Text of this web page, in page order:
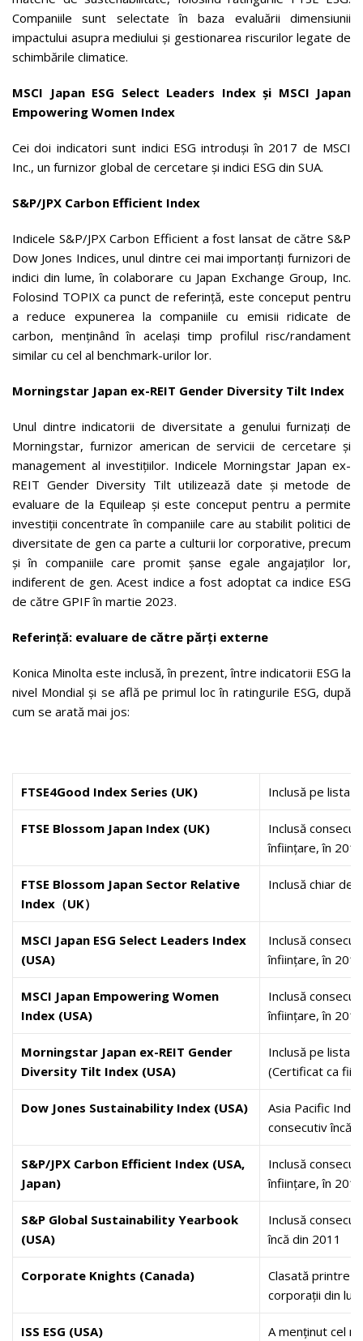
Companiile sunt selectate în baza evaluării dimensiunii
impactului asupra mediului și gestionarea riscurilor legate de
schimbările climatice.
MSCI Japan ESG Select Leaders Index și MSCI Japan
Empowering Women Index
Cei doi indicatori sunt indici ESG introduși în 2017 de MSCI
Inc., un furnizor global de cercetare și indici ESG din SUA.
S&P/JPX Carbon Efficient Index
Indicele S&P/JPX Carbon Efficient a fost lansat de către S&P
Dow Jones Indices, unul dintre cei mai importanți furnizori de
indici din lume, în colaborare cu Japan Exchange Group, Inc.
Folosind TOPIX ca punct de referință, este conceput pentru
a reduce expunerea la companiile cu emisii ridicate de
carbon, menținând în același timp profilul risc/randament
similar cu cel al benchmark-urilor lor.
Morningstar Japan ex-REIT Gender Diversity Tilt Index
Unul dintre indicatorii de diversitate a genului furnizați de
Morningstar, furnizor american de servicii de cercetare și
management al investițiilor. Indicele Morningstar Japan ex-
REIT Gender Diversity Tilt utilizează date și metode de
evaluare de la Equileap și este conceput pentru a permite
investiții concentrate în companiile care au stabilit politici de
diversitate de gen ca parte a culturii lor corporative, precum
și în companiile care promit șanse egale angajaților lor,
indiferent de gen. Acest indice a fost adoptat ca indice ESG
de către GPIF în martie 2023.
Referință: evaluare de către părți externe
Konica Minolta este inclusă, în prezent, între indicatorii ESG la
nivel Mondial și se află pe primul loc în ratingurile ESG, după
cum se arată mai jos:
FTSE4Good Index Series (UK) Inclusă pe lista
FTSE Blossom Japan Index (UK)
Inclusă
înființare, în 2017
FTSE Blossom Japan Sector Relative
Index （UK）
Inclusă chiar de
MSCI Japan ESG Select Leaders Index
(USA)
Inclusă
înființare, în 2017
MSCI Japan Empowering Women
Index (USA)
Inclusă
înființare, în 2017
Morningstar Japan ex-REIT Gender
Diversity Tilt Index (USA)
Inclusă pe lista
(Certificat ca
Dow Jones Sustainability Index (USA)
Asia Pacific
consecutiv încă
S&P/JPX Carbon Efficient Index (USA,
Japan)
Inclusă
înființare, în 2018
S&P Global Sustainability Yearbook
(USA)
Inclusă
încă din 2011
Corporate Knights (Canada)
Clasată printre
corporații din
ISS ESG (USA)
A menținut cel